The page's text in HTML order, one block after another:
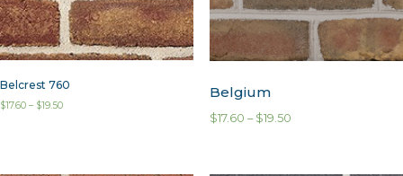
Belcrest 760
$17.60 – $19.50
Belgium
$17.60 – $19.50